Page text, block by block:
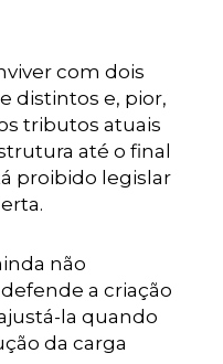
com dois
distintos e, pior,
tributos atuais
até o final
proibido legislar
não
a criação
la quando
da carga